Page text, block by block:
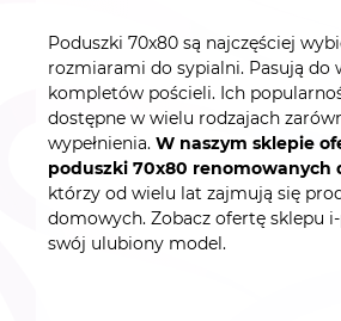
Poduszki 70x80 są najczęściej
rozmiarami do sypialni. Pasują do
kompletów pościeli. Ich
dostępne w wielu rodzajach
wypełnienia. W naszym sklepie
poduszki 70x80 renomowanych
którzy od wielu lat zajmują się
domowych. Zobacz ofertę sklepu
swój ulubiony model.